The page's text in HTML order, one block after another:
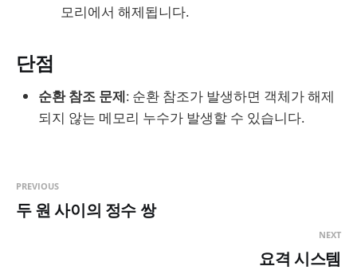
모리에서 해제됩니다.
단점
순환 참조 문제: 순환 참조가 발생하면 객체가 해제
되지 않는 메모리 누수가 발생할 수 있습니다.
PREVIOUS
두 원 사이의 정수 쌍
NEXT
요격 시스템